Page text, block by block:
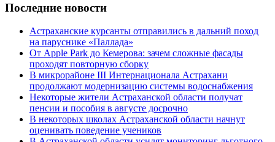
Последние новости
Астраханские курсанты отправились в дальний поход
на паруснике «Паллада»
От Apple Park до Кемерова: зачем сложные фасады
проходят повторную сборку
В микрорайоне III Интернационала Астрахани
продолжают модернизацию системы водоснабжения
Некоторые жители Астраханской области получат
пенсии и пособия в августе досрочно
В некоторых школах Астраханской области начнут
оценивать поведение учеников